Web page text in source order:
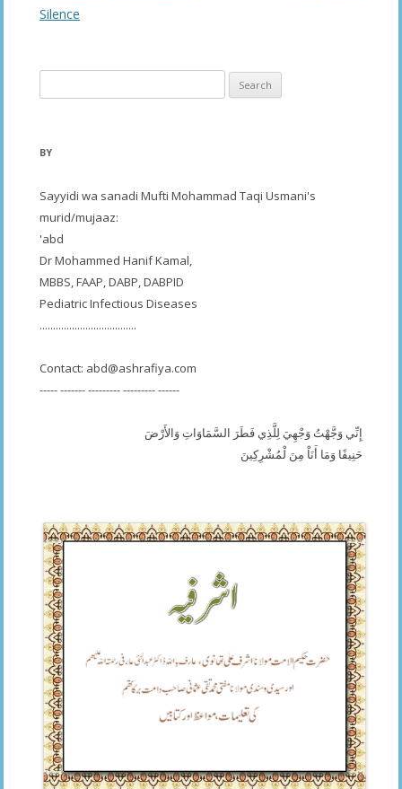
navigation
Silence
for:
BY
Sayyidi wa sanadi Mufti Mohammad Taqi Usmani's
murid/mujaaz:
'abd
Dr Mohammed Hanif Kamal,
MBBS, FAAP, DABP, DABPID
Pediatric Infectious Diseases
....................................
Contact: abd@ashrafiya.com
----- ------- --------- --------- ------
إِنِّي وَجَّهْتُ وَجْهِيَ لِلَّذِي فَطَرَ السَّمَاوَاتِ وَالأَرْضَ
حَنِيفًا وَمَا أَنَاْ مِنَ لْمُشْرِكِينَ